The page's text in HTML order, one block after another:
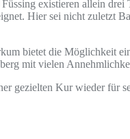
existieren allein
Hier sei nicht zuletzt
bietet die Möglichkeit
mit vielen
gezielten Kur wieder für